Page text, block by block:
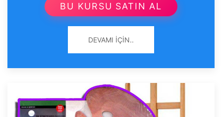
BU KURSU SATIN AL
DEVAMI İÇIN..